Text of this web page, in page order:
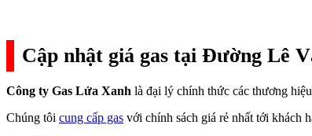
Cập nhật giá gas tại Đường Lê
Công ty Gas Lửa Xanh là đại lý chính thức các thương
Chúng tôi cung cấp gas với chính sách giá rẻ nhất tới khách